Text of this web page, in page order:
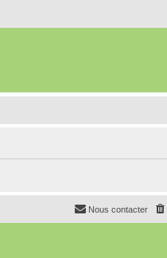
Nous contacter